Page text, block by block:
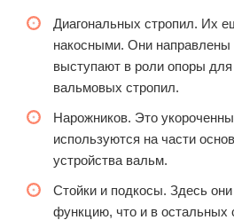
Диагональных стропил. Их
накосными. Они направлены
выступают в роли опоры для
вальмовых стропил.
Нарожников. Это
используются на части
устройства вальм.
Стойки и подкосы. Здесь
функцию, что и в остальных